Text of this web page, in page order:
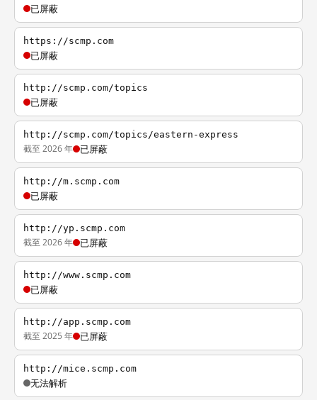
已屏蔽
https://scmp.com
已屏蔽
http://scmp.com/topics
已屏蔽
http://scmp.com/topics/eastern-express
截至 2026 年 已屏蔽
http://m.scmp.com
已屏蔽
http://yp.scmp.com
截至 2026 年 已屏蔽
http://www.scmp.com
已屏蔽
http://app.scmp.com
截至 2025 年 已屏蔽
http://mice.scmp.com
无法解析